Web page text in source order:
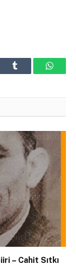
– Cahit Sıtkı